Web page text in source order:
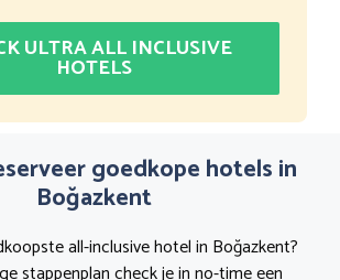
ULTRA ALL INCLUSIVE
HOTELS
goedkope hotels in
Boğazkent
all-inclusive hotel in Boğazkent?